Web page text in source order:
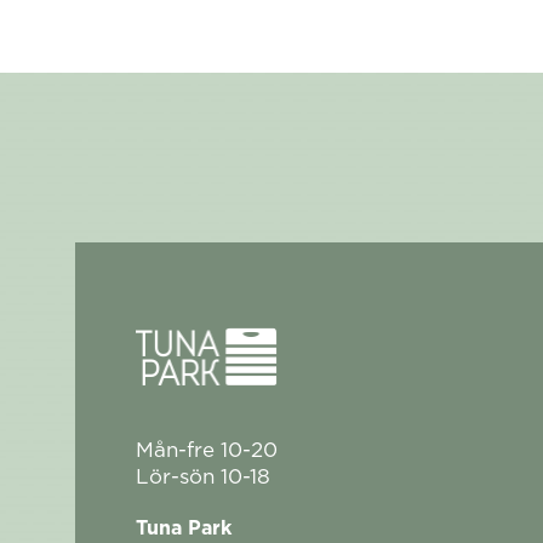
Mån-fre 10-20
Lör-sön 10-18
Tuna Park